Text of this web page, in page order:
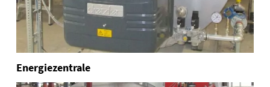
Energiezentrale